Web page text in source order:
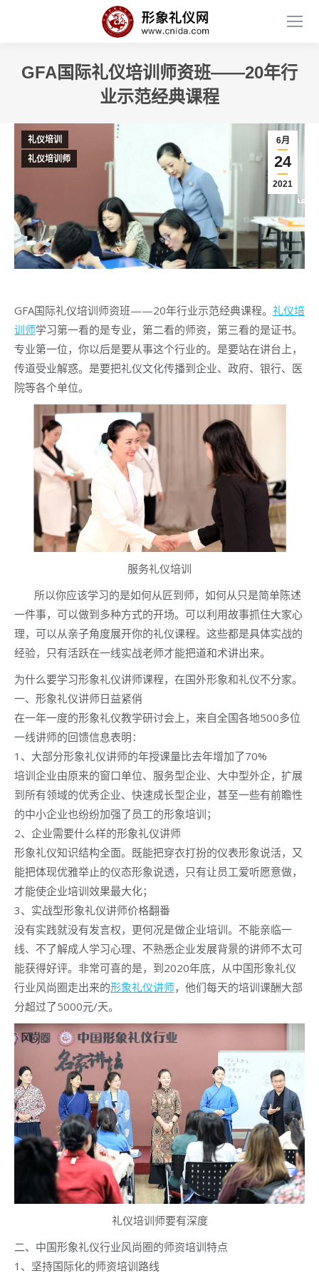
GFA国际礼仪培训师资班——20年行
业示范经典课程
6月
24
2021
礼仪培训
礼仪培训师
GFA国际礼仪培训师资班——20年行业示范经典课程。 礼仪培
训师学习第一看的是专业，第二看的师资，第三看的是证书。
专业第一位，你以后是要从事这个行业的。是要站在讲台上，
传道受业解惑。是要把礼仪文化传播到企业、政府、银行、医
院等各个单位。
服务礼仪培训
所以你应该学习的是如何从匠到师，如何从只是简单陈述
一件事，可以做到多种方式的开场。可以利用故事抓住大家心
理，可以从亲子角度展开你的礼仪课程。这些都是具体实战的
经验，只有活跃在一线实战老师才能把道和术讲出来。
为什么要学习形象礼仪讲师课程，在国外形象和礼仪不分家。
一、形象礼仪讲师日益紧俏
在一年一度的形象礼仪教学研讨会上，来自全国各地500多位
一线讲师的回馈信息表明：
1、大部分形象礼仪讲师的年授课量比去年增加了70%
培训企业由原来的窗口单位、服务型企业、大中型外企，扩展
到所有领域的优秀企业、快速成长型企业，甚至一些有前瞻性
的中小企业也纷纷加强了员工的形象培训；
2、企业需要什么样的形象礼仪讲师
形象礼仪知识结构全面。既能把穿衣打扮的仪表形象说活，又
能把体现优雅举止的仪态形象说透，只有让员工爱听愿意做，
才能使企业培训效果最大化；
3、实战型形象礼仪讲师价格翻番
没有实践就没有发言权，更何况是做企业培训。不能亲临一
线、不了解成人学习心理、不熟悉企业发展背景的讲师不太可
能获得好评。非常可喜的是，到2020年底，从中国形象礼仪
行业风尚圈走出来的形象礼仪讲师，他们每天的培训课酬大部
分超过了5000元/天。
礼仪培训师要有深度
二、中国形象礼仪行业风尚圈的师资培训特点
1、坚持国际化的师资培训路线